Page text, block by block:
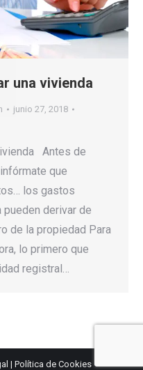
una vivienda
junio 27, 2018
Antes de
que
los gastos
derivar de
de la propiedad Para
lo primero que
registral…
| Política de Cookies